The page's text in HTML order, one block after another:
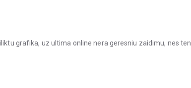
grafika, uz ultima online nera geresniu zaidimu, nes ten